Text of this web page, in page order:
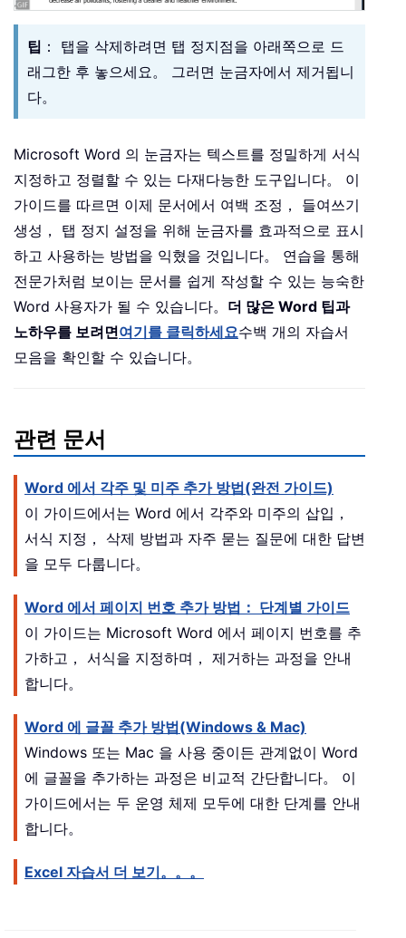
팁 ： 탭을 삭제하려면 탭 정지점을 아래쪽으로 드
래그한 후 놓으세요。 그러면 눈금자에서 제거됩니
다。
Microsoft Word 의 눈금자는 텍스트를 정밀하게 서식
지정하고 정렬할 수 있는 다재다능한 도구입니다。 이
가이드를 따르면 이제 문서에서 여백 조정， 들여쓰기
생성， 탭 정지 설정을 위해 눈금자를 효과적으로 표시
하고 사용하는 방법을 익혔을 것입니다。 연습을 통해
전문가처럼 보이는 문서를 쉽게 작성할 수 있는 능숙한
Word 사용자가 될 수 있습니다。 더 많은 Word 팁과
노하우를 보려면여기를 클릭하세요수백 개의 자습서
모음을 확인할 수 있습니다。
관련 문서
Word 에서 각주 및 미주 추가 방법(완전 가이드)
이 가이드에서는 Word 에서 각주와 미주의 삽입，
서식 지정， 삭제 방법과 자주 묻는 질문에 대한 답변
을 모두 다룹니다。
Word 에서 페이지 번호 추가 방법： 단계별 가이드
이 가이드는 Microsoft Word 에서 페이지 번호를 추
가하고， 서식을 지정하며， 제거하는 과정을 안내
합니다。
Word 에 글꼴 추가 방법(Windows & Mac)
Windows 또는 Mac 을 사용 중이든 관계없이 Word
에 글꼴을 추가하는 과정은 비교적 간단합니다。 이
가이드에서는 두 운영 체제 모두에 대한 단계를 안내
합니다。
Excel 자습서 더 보기。。。